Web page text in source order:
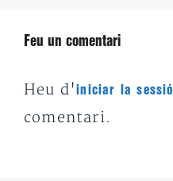
Feu un comentari
Heu d'iniciar la sessió
comentari.